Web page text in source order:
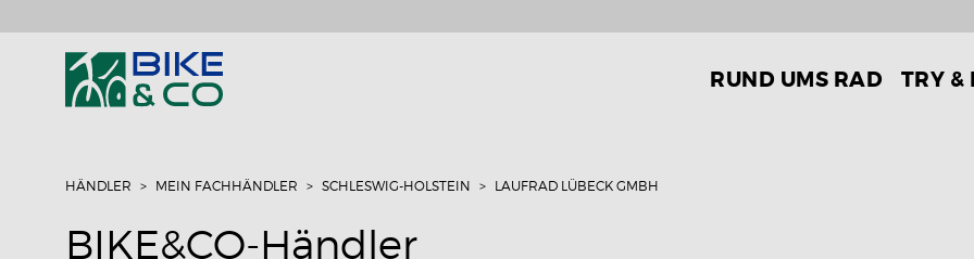
RUND UMS RAD TRY &
HÄNDLER MEIN FACHHÄNDLER SCHLESWIG-HOLSTEIN LAUFRAD LÜBECK GMBH
BIKE&CO-Händler